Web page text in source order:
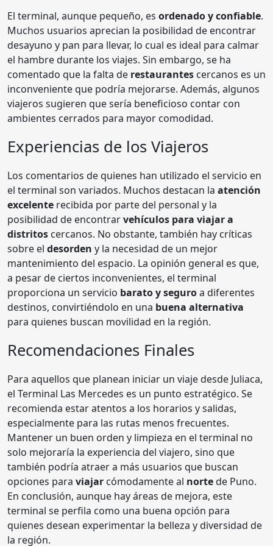
El terminal, aunque pequeño, es ordenado y confiable.
Muchos usuarios aprecian la posibilidad de encontrar
desayuno y pan para llevar, lo cual es ideal para calmar
el hambre durante los viajes. Sin embargo, se ha
comentado que la falta de restaurantes cercanos es un
inconveniente que podría mejorarse. Además, algunos
viajeros sugieren que sería beneficioso contar con
ambientes cerrados para mayor comodidad.
Experiencias de los Viajeros
Los comentarios de quienes han utilizado el servicio en
el terminal son variados. Muchos destacan la atención
excelente recibida por parte del personal y la
posibilidad de encontrarvehículos para viajar a
distritos cercanos. No obstante, también hay críticas
sobre el desorden y la necesidad de un mejor
mantenimiento del espacio. La opinión general es que,
a pesar de ciertos inconvenientes, el terminal
proporciona un servicio barato y seguroa diferentes
destinos, convirtiéndolo en una buena alternativa
para quienes buscan movilidad en la región.
Recomendaciones Finales
Para aquellos que planean iniciar un viaje desde Juliaca,
el Terminal Las Mercedes es un punto estratégico. Se
recomienda estar atentos a los horarios y salidas,
especialmente para las rutas menos frecuentes.
Mantener un buen orden y limpieza en el terminal no
solo mejoraría la experiencia del viajero, sino que
también podría atraer a más usuarios que buscan
opciones para viajar cómodamente al nortede Puno.
En conclusión, aunque hay áreas de mejora, este
terminal se perfila como una buena opción para
quienes desean experimentar la belleza y diversidad de
la región.